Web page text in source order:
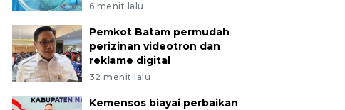
6 menit lalu
Pemkot Batam permudah
perizinan videotron dan
reklame digital
32 menit lalu
Kemensos biayai perbaikan